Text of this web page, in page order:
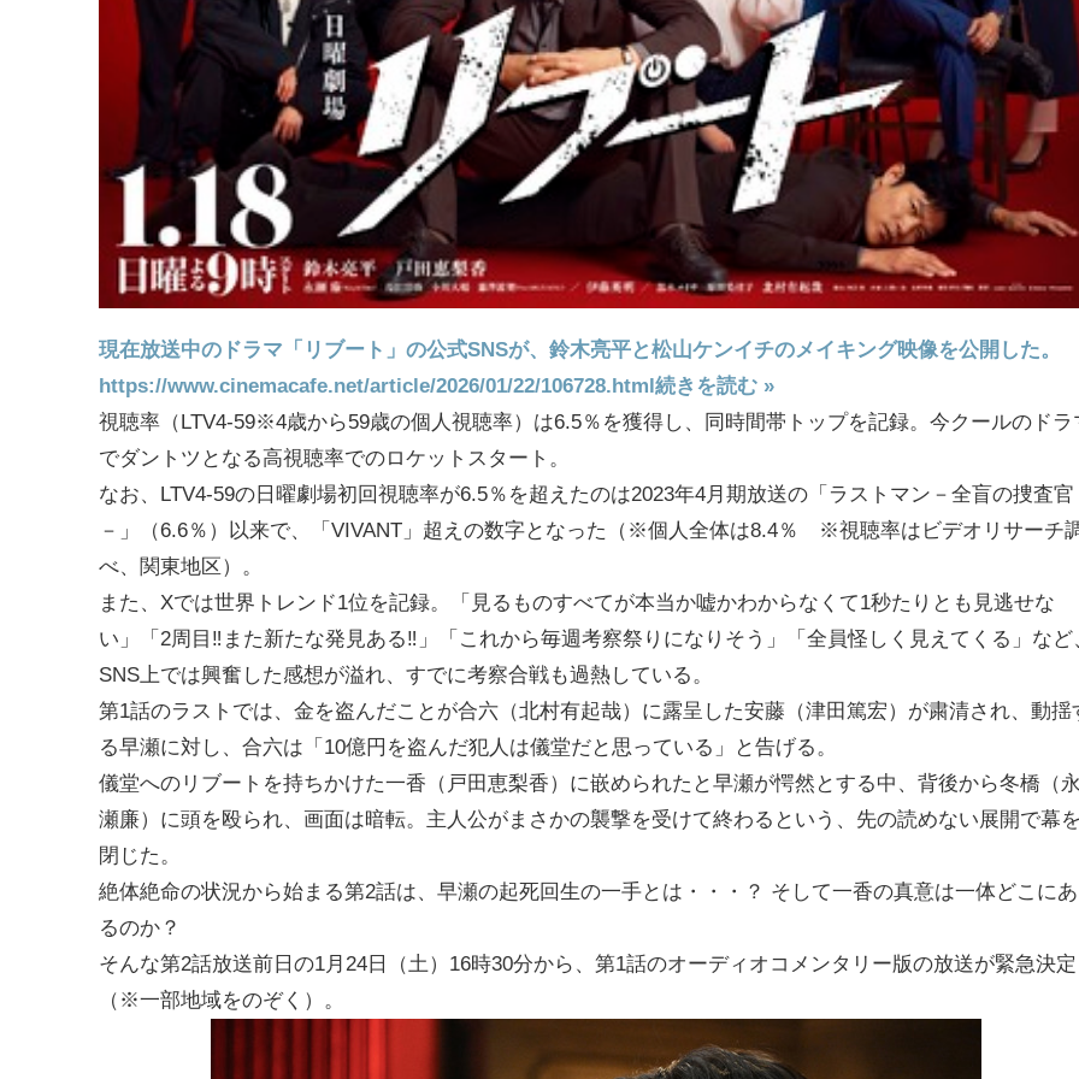
現在放送中のドラマ「リブート」の公式SNSが、鈴木亮平と松山ケンイチのメイキング映像を公開した。
https://www.cinemacafe.net/article/2026/01/22/106728.html 続きを読む »
視聴率（LTV4-59※4歳から59歳の個人視聴率）は6.5％を獲得し、同時間帯トップを記録。今クールのドラ
でダントツとなる高視聴率でのロケットスタート。
なお、LTV4-59の日曜劇場初回視聴率が6.5％を超えたのは2023年4月期放送の「ラストマン－全盲の捜査官
－」（6.6％）以来で、「VIVANT」超えの数字となった（※個人全体は8.4％ ※視聴率はビデオリサーチ
べ、関東地区）。
また、Xでは世界トレンド1位を記録。「見るものすべてが本当か嘘かわからなくて1秒たりとも見逃せな
い」「2周目‼︎また新たな発見ある‼︎」「これから毎週考察祭りになりそう」「全員怪しく見えてくる」など
SNS上では興奮した感想が溢れ、すでに考察合戦も過熱している。
第1話のラストでは、金を盗んだことが合六（北村有起哉）に露呈した安藤（津田篤宏）が粛清され、動揺
る早瀬に対し、合六は「10億円を盗んだ犯人は儀堂だと思っている」と告げる。
儀堂へのリブートを持ちかけた一香（戸田恵梨香）に嵌められたと早瀬が愕然とする中、背後から冬橋（
瀬廉）に頭を殴られ、画面は暗転。主人公がまさかの襲撃を受けて終わるという、先の読めない展開で幕
閉じた。
絶体絶命の状況から始まる第2話は、早瀬の起死回生の一手とは・・・？ そして一香の真意は一体どこにあ
るのか？
そんな第2話放送前日の1月24日（土）16時30分から、第1話のオーディオコメンタリー版の放送が緊急決定
（※一部地域をのぞく）。